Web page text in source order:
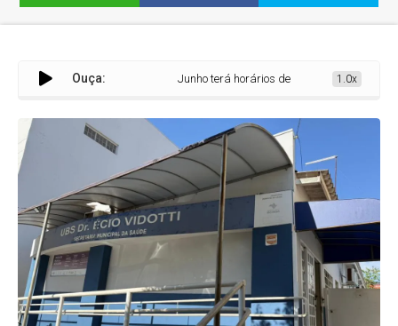
Ouça: Junho terá horários de atendimento1.0x